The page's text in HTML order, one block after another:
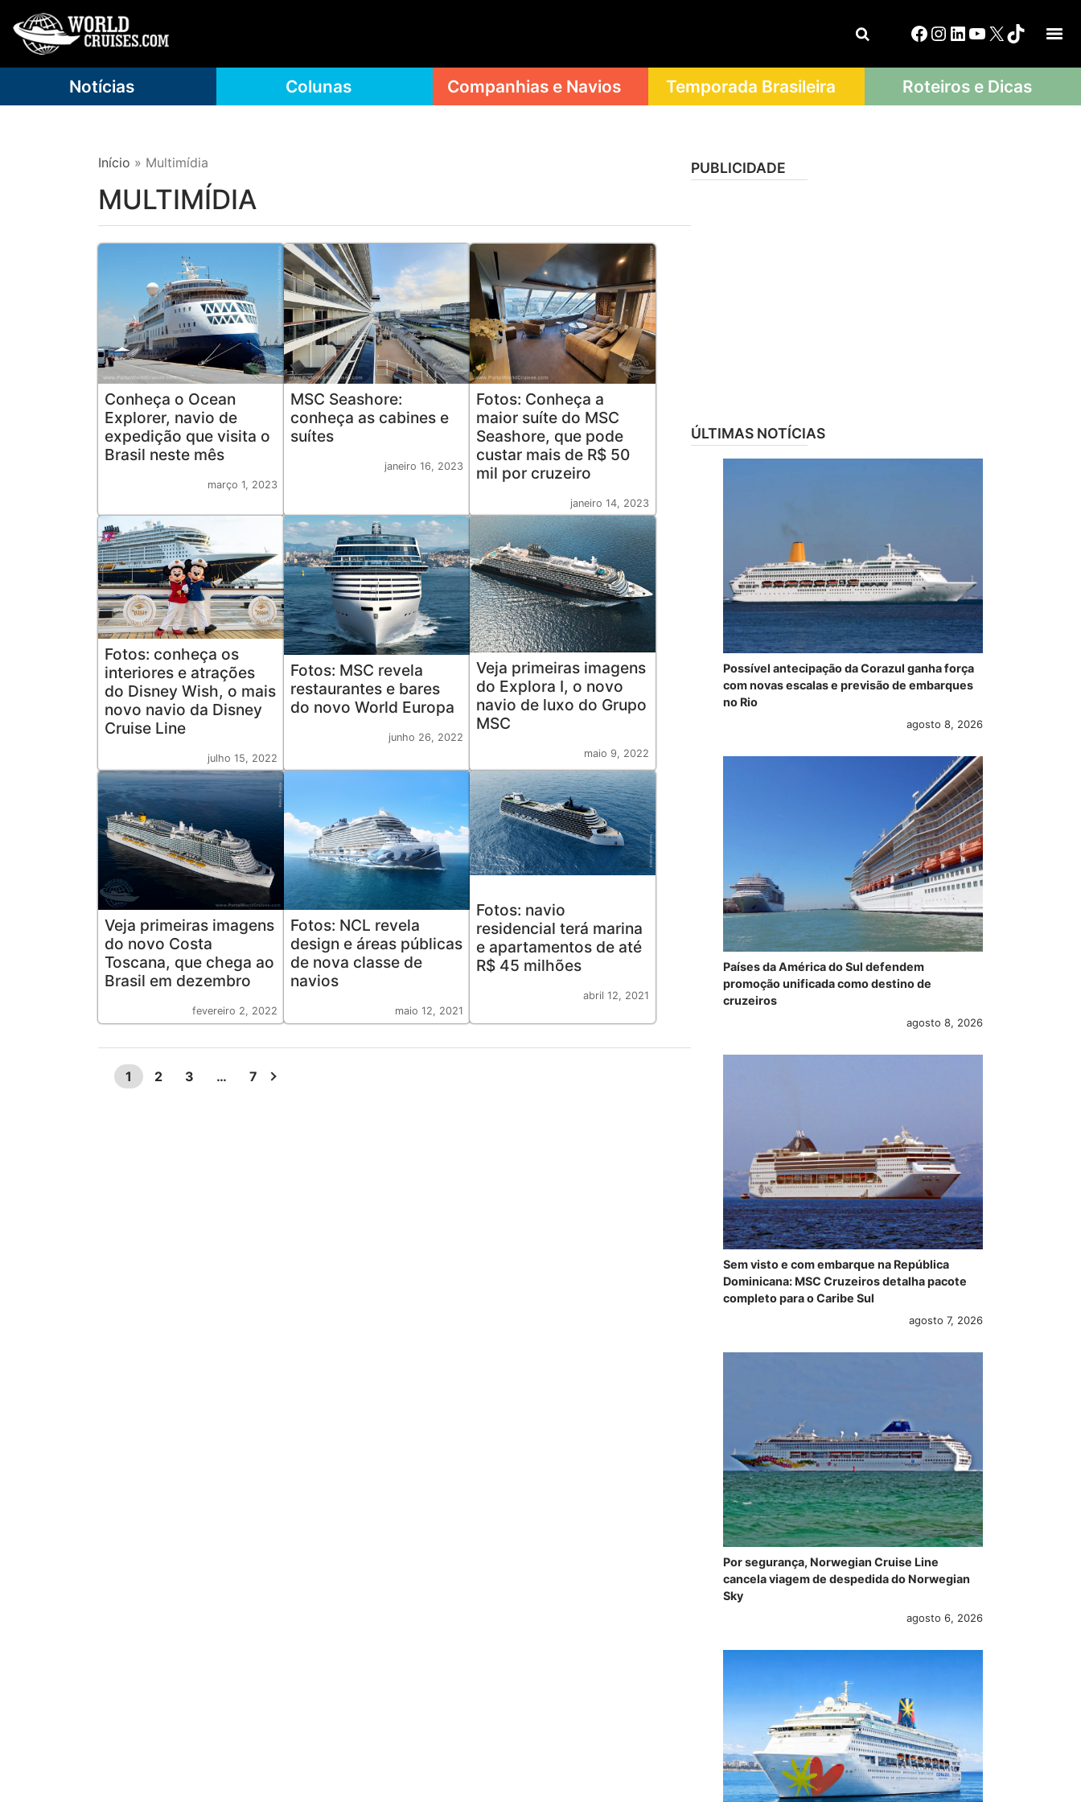
Notícias Colunas Companhias e Navios Temporada Brasileira Roteiros e Dicas
Início » Multimídia
MULTIMÍDIA
Conheça o Ocean
Explorer, navio de
expedição que visita o
Brasil neste mês
março 1, 2023
MSC Seashore:
conheça as cabines e
suítes
janeiro 16, 2023
Fotos: Conheça a
maior suíte do MSC
Seashore, que pode
custar mais de R$ 50
mil por cruzeiro
janeiro 14, 2023
Fotos: conheça os
interiores e atrações
do Disney Wish, o mais
novo navio da Disney
Cruise Line
julho 15, 2022
Fotos: MSC revela
restaurantes e bares
do novo World Europa
junho 26, 2022
Veja primeiras imagens
do Explora I, o novo
navio de luxo do Grupo
MSC
maio 9, 2022
Veja primeiras imagens
do novo Costa
Toscana, que chega ao
Brasil em dezembro
fevereiro 2, 2022
Fotos: NCL revela
design e áreas públicas
de nova classe de
navios
maio 12, 2021
Fotos: navio
residencial terá marina
e apartamentos de até
R$ 45 milhões
abril 12, 2021
1 2 3 … 7
PUBLICIDADE
ÚLTIMAS NOTÍCIAS
Possível antecipação da Corazul ganha força
com novas escalas e previsão de embarques
no Rio
agosto 8, 2026
Países da América do Sul defendem
promoção unificada como destino de
cruzeiros
agosto 8, 2026
Sem visto e com embarque na República
Dominicana: MSC Cruzeiros detalha pacote
completo para o Caribe Sul
agosto 7, 2026
Por segurança, Norwegian Cruise Line
cancela viagem de despedida do Norwegian
Sky
agosto 6, 2026